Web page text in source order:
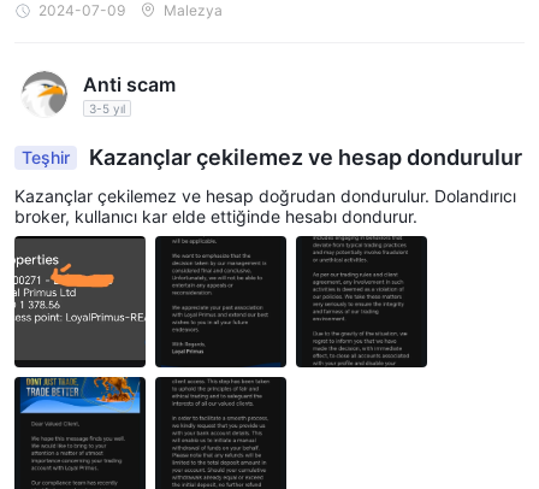
2024-07-09 Malezya
Anti scam
3-5 yıl
Teşhir Kazançlar çekilemez ve hesap dondurulur
Kazançlar çekilemez ve hesap doğrudan dondurulur. Dolandırıcı
broker, kullanıcı kar elde ettiğinde hesabı dondurur.